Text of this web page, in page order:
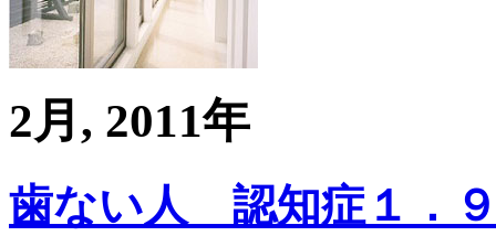
2月, 2011年
歯ない人 認知症１．